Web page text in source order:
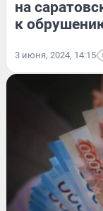
на
к
3 июня, 2024, 14:15